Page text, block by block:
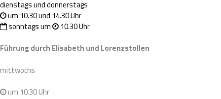
dienstags und donnerstags
um 10.30 und 14.30 Uhr
sonntags um
10.30 Uhr
Führung durch Elisabeth und Lorenzstollen
mittwochs
um 10.30 Uhr